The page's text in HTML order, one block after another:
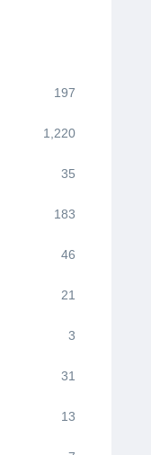
197
1,220
35
183
46
21
3
31
13